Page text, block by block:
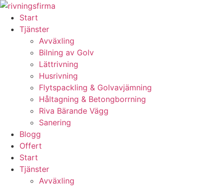
Skip
content
Start
Tjänster
Avväxling
Bilning av Golv
Lättrivning
Husrivning
Flytspackling & Golvavjämning
Håltagning & Betongborrning
Riva Bärande Vägg
Sanering
Blogg
Offert
Start
Tjänster
Avväxling